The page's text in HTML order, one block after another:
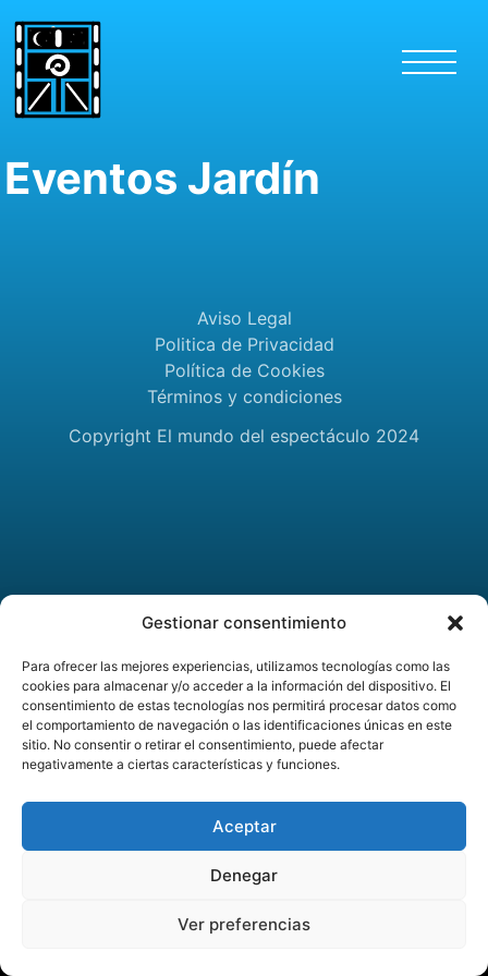
Gestionar consentimiento
Para ofrecer las mejores experiencias, utilizamos tecnologías como las
cookies para almacenar y/o acceder a la información del dispositivo. El
consentimiento de estas tecnologías nos permitirá procesar datos como
el comportamiento de navegación o las identificaciones únicas en este
sitio. No consentir o retirar el consentimiento, puede afectar
negativamente a ciertas características y funciones.
Aceptar
Denegar
Ver preferencias
Eventos Jardín
Aviso Legal
Politica de Privacidad
Política de Cookies
Términos y condiciones
Copyright El mundo del espectáculo 2024